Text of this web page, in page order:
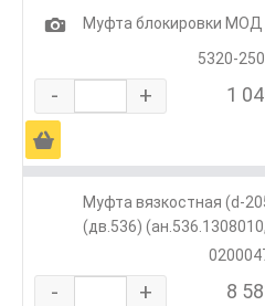
1
Муфта блокировки МОД
5320-
- + 1
Ä
Муфта вязкостная (d-
(дв.536)
- + 8